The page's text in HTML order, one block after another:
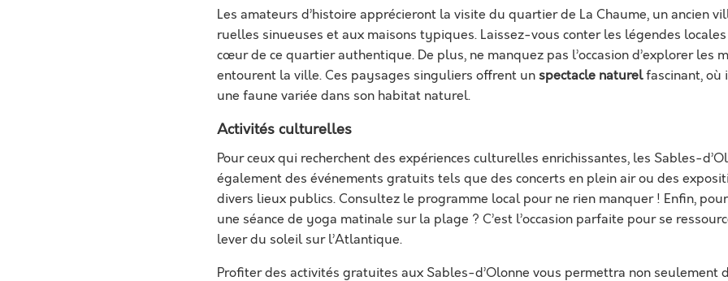
Les amateurs d’histoire apprécieront la visite du quartier de La Chaume, un ancien
ruelles sinueuses et aux maisons typiques. Laissez-vous conter les légendes
cœur de ce quartier authentique. De plus, ne manquez pas l’occasion d’explorer les
entourent la ville. Ces paysages singuliers offrent unspectacle naturelfascinant, où
une faune variée dans son habitat naturel.
Activités culturelles
Pour ceux qui recherchent des expériences culturelles enrichissantes, les Sables-
également des événements gratuits tels que des concerts en plein air ou des
divers lieux publics. Consultez le programme local pour ne rien manquer ! Enfin,
une séance de yoga matinale sur la plage ? C’est l’occasion parfaite pour se
lever du soleil sur l’Atlantique.
Profiter des activités gratuites aux Sables-d’Olonne vous permettra non seulement